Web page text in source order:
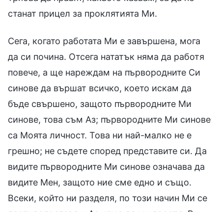
станат прицел за проклятията Ми.
Сега, когато работата Ми е завършена, мога
да си почина. Отсега нататък няма да работя
повече, а ще нареждам на първородните Си
синове да вършат всичко, което искам да
бъде свършено, защото първородните Ми
синове, това съм Аз; първородните Ми синове
са Моята личност. Това ни най-малко не е
грешно; не съдете според представите си. Да
видите първородните Ми синове означава да
видите Мен, защото ние сме едно и също.
Всеки, който ни разделя, по този начин Ми се